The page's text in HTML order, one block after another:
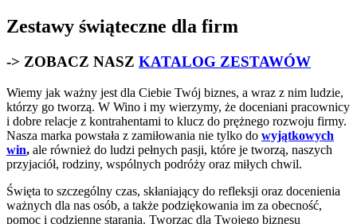
Zestawy świąteczne dla firm
-> ZOBACZ NASZ KATALOG ZESTAWÓW
Wiemy jak ważny jest dla Ciebie Twój biznes, a wraz z nim ludzie,
którzy go tworzą. W Wino i my wierzymy, że doceniani pracownicy
i dobre relacje z kontrahentami to klucz do prężnego rozwoju firmy.
Nasza marka powstała z zamiłowania nie tylko do wyjątkowych
win, ale również do ludzi pełnych pasji, które je tworzą, naszych
przyjaciół, rodziny, wspólnych podróży oraz miłych chwil.
Święta to szczególny czas, skłaniający do refleksji oraz docenienia
ważnych dla nas osób, a także podziękowania im za obecność,
pomoc i codzienne starania. Tworząc dla Twojego biznesu